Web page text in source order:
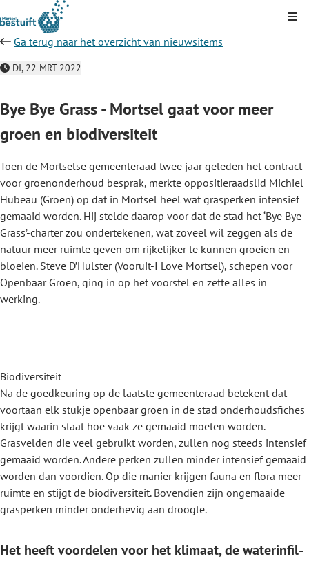
Ga terug naar het overzicht van nieuwsitems
DI, 22 MRT 2022
Bye Bye Grass - Mortsel gaat voor meer
groen en biodiversiteit
Toen de Mortselse gemeenteraad twee jaar geleden het contract
voor groenonderhoud besprak, merkte oppositieraadslid Michiel
Hubeau (Groen) op dat in Mortsel heel wat grasperken intensief
gemaaid worden. Hij stelde daarop voor dat de stad het ‘Bye Bye
Grass’-charter zou ondertekenen, wat zoveel wil zeggen als de
natuur meer ruimte geven om rijkelijker te kunnen groeien en
bloeien. Steve D’Hulster (Vooruit-I Love Mortsel), schepen voor
Openbaar Groen, ging in op het voorstel en zette alles in
werking.
Biodiversiteit
Na de goedkeuring op de laatste gemeenteraad betekent dat
voortaan elk stukje openbaar groen in de stad onderhoudsfiches
krijgt waarin staat hoe vaak ze gemaaid moeten worden.
Grasvelden die veel gebruikt worden, zullen nog steeds intensief
gemaaid worden. Andere perken zullen minder intensief gemaaid
worden dan voordien. Op die manier krijgen fauna en flora meer
ruimte en stijgt de biodiversiteit. Bovendien zijn ongemaaide
grasperken minder onderhevig aan droogte.
Het heeft voordelen voor het klimaat, de waterinfil­